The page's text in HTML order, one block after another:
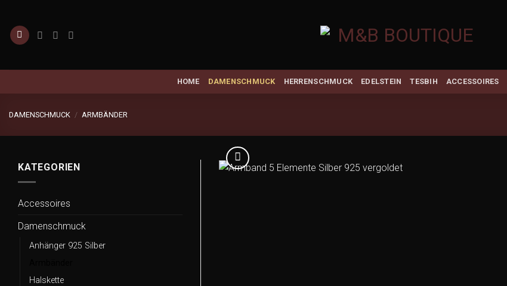
springen
HOME DAMENSCHMUCK HERRENSCHMUCK EDELSTEIN TESBIH ACCESSOIRES
DAMENSCHMUCK / ARMBÄNDER
KATEGORIEN
Accessoires
Damenschmuck
Anhänger 925 Silber
Halskette